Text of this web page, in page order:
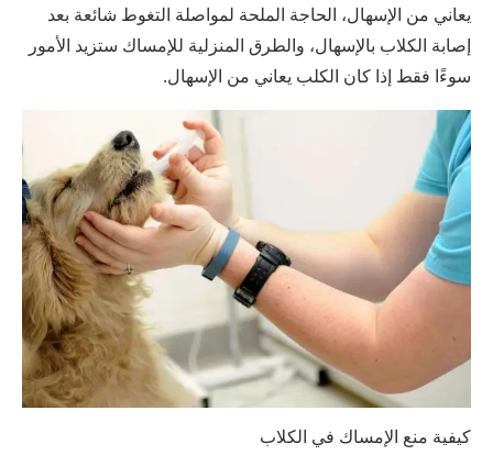
يعاني من الإسهال، الحاجة الملحة لمواصلة التغوط شائعة بعد
إصابة الكلاب بالإسهال، والطرق المنزلية للإمساك ستزيد الأمور
سوءًا فقط إذا كان الكلب يعاني من الإسهال.
كيفية منع الإمساك في الكلاب